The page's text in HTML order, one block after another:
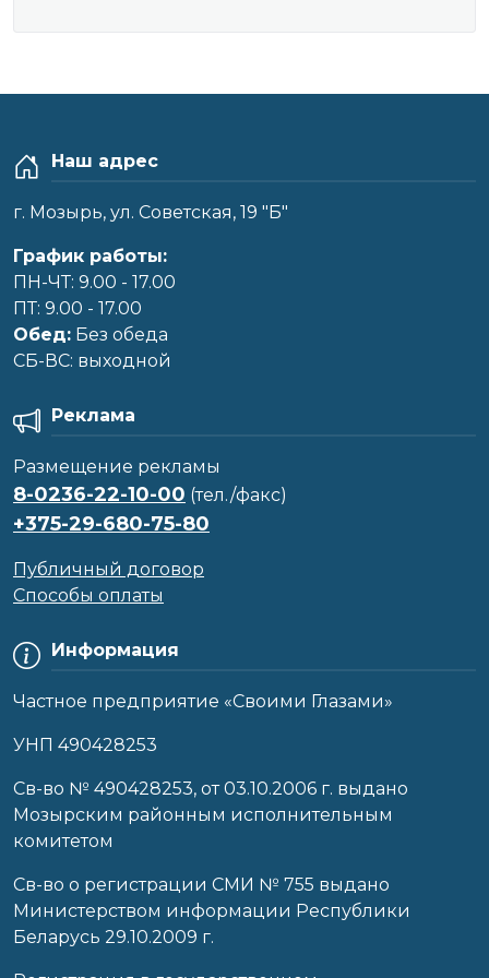
Наш адрес
г. Мозырь, ул. Советская, 19 "Б"
График работы:
ПН-ЧТ: 9.00 - 17.00
ПТ: 9.00 - 17.00
Обед: Без обеда
CБ-ВС: выходной
Информация
Частное предприятие «Своими Глазами»
УНП 490428253
Cв-во № 490428253, от 03.10.2006 г. выдано
Мозырским районным исполнительным
комитетом
Св-во о регистрации СМИ № 755 выдано
Министерством информации Республики
Беларусь 29.10.2009 г.
Реклама
Размещение рекламы
8-0236-22-10-00 (тел./факс)
+375-29-680-75-80
Публичный договор
Способы оплаты